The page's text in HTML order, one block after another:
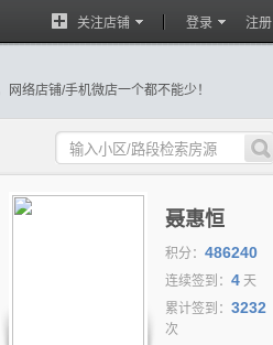
登录 注册
关注店铺
网络店铺/手机微店一个都不能少！
经纪人频道隆重上线！
聂惠恒
积分： 486240
连续签到： 4 天
累计签到： 3232
次